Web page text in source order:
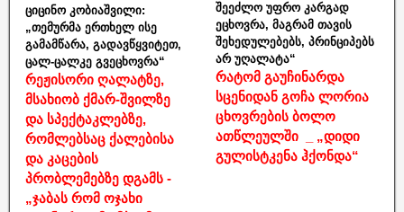
ციცინო კობიაშვილი:
„თემურმა ერთხელ ისე
გამამწარა, გადავწყვიტეთ,
ცალ-ცალკე გვეცხოვრა“
რეჟისორი ღალატზე,
მსახიობ ქმარ-შვილზე
და სპექტაკლებზე,
რომლებსაც ქალებისა
და კაცების
პრობლემებზე დგამს -
„ჯაბას რომ ოჯახი
შეეძლო უფრო კარგად
ეცხოვრა, მაგრამ თავის
შეხედულებებს, პრინციპებს
არ უღალატა“
რატომ გაუჩინარდა
სცენიდან გოჩა ლორია
ცხოვრების ბოლო
ათწლეულში _ „დიდი
გულისტკენა ჰქონდა“